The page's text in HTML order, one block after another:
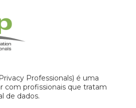
Professionals) é uma
com profissionais que tratam
de dados.